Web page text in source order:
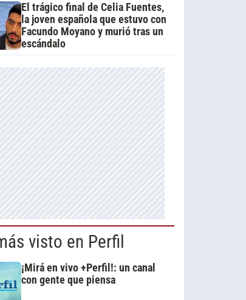
El trágico final de Celia Fuentes,
la joven española que estuvo con
Facundo Moyano y murió tras un
escándalo
visto en Perfil
¡Mirá en vivo +Perfil!: un canal
con gente que piensa